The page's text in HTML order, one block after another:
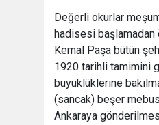
Değerli okurlar
hadisesi
Kemal Paşa bütün
1920 tarihli tamimini
büyüklüklerine
(sancak) beşer
Ankaraya